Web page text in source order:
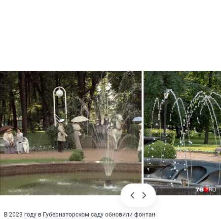
В 2023 году в Губернаторском саду обновили фонтан